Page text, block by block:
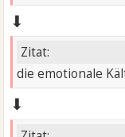
⬇
Zitat:
die emotionale
⬇